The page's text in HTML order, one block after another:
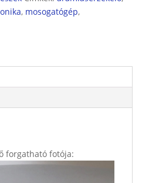
, mosogatógép,
forgatható fotója: